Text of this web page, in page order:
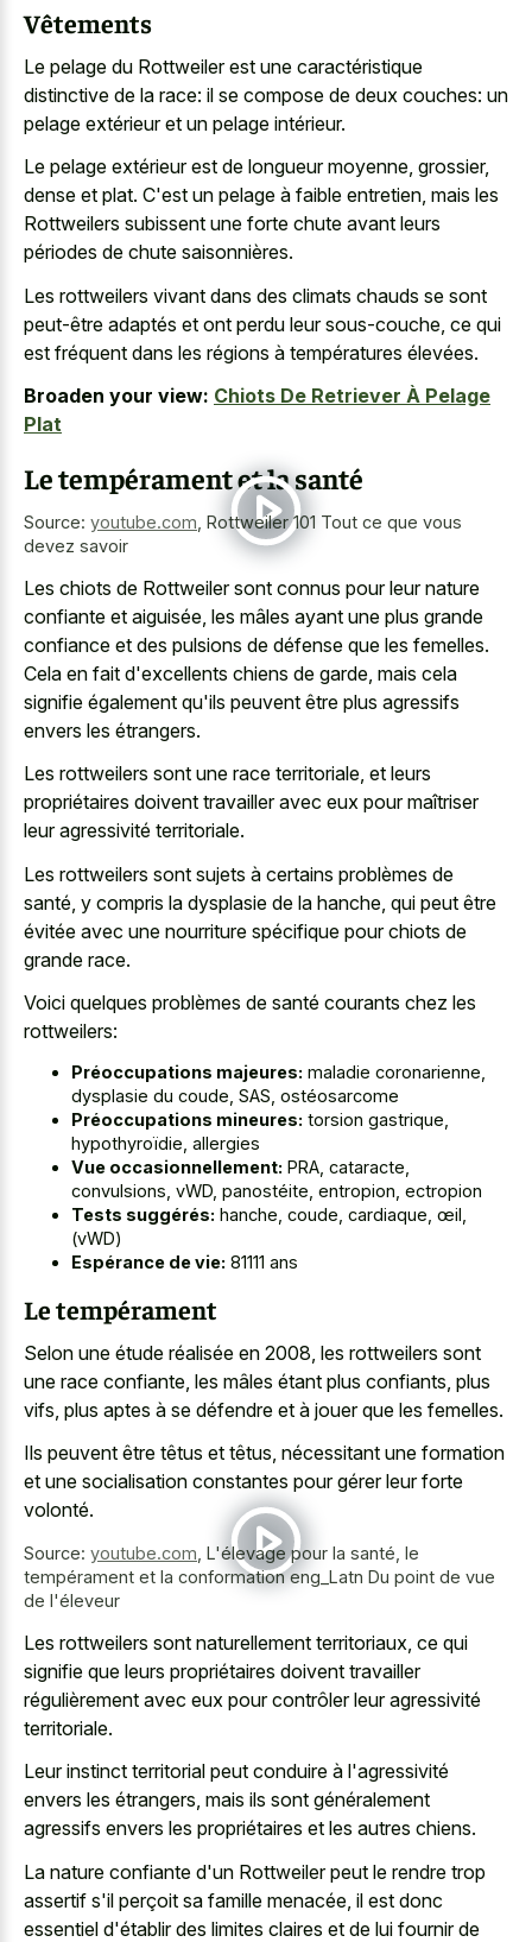
Vêtements
Le pelage du Rottweiler est une caractéristique
distinctive de la race: il se compose de deux couches: un
pelage extérieur et un pelage intérieur.
Le pelage extérieur est de longueur moyenne, grossier,
dense et plat. C'est un pelage à faible entretien, mais les
Rottweilers subissent une forte chute avant leurs
périodes de chute saisonnières.
Les rottweilers vivant dans des climats chauds se sont
peut-être adaptés et ont perdu leur sous-couche, ce qui
est fréquent dans les régions à températures élevées.
Broaden your view: Chiots De Retriever À Pelage
Plat
Le tempérament et la santé
Source: youtube.com, Rottweiler 101 Tout ce que vous
devez savoir
Les chiots de Rottweiler sont connus pour leur nature
confiante et aiguisée, les mâles ayant une plus grande
confiance et des pulsions de défense que les femelles.
Cela en fait d'excellents chiens de garde, mais cela
signifie également qu'ils peuvent être plus agressifs
envers les étrangers.
Les rottweilers sont une race territoriale, et leurs
propriétaires doivent travailler avec eux pour maîtriser
leur agressivité territoriale.
Les rottweilers sont sujets à certains problèmes de
santé, y compris la dysplasie de la hanche, qui peut être
évitée avec une nourriture spécifique pour chiots de
grande race.
Voici quelques problèmes de santé courants chez les
rottweilers:
Préoccupations majeures: maladie coronarienne,
dysplasie du coude, SAS, ostéosarcome
Préoccupations mineures: torsion gastrique,
hypothyroïdie, allergies
Vue occasionnellement: PRA, cataracte,
convulsions, vWD, panostéite, entropion, ectropion
Tests suggérés: hanche, coude, cardiaque, œil,
(vWD)
Espérance de vie: 81111 ans
Le tempérament
Selon une étude réalisée en 2008, les rottweilers sont
une race confiante, les mâles étant plus confiants, plus
vifs, plus aptes à se défendre et à jouer que les femelles.
Ils peuvent être têtus et têtus, nécessitant une formation
et une socialisation constantes pour gérer leur forte
volonté.
Source: youtube.com, L'élevage pour la santé, le
tempérament et la conformation eng_Latn Du point de vue
de l'éleveur
Les rottweilers sont naturellement territoriaux, ce qui
signifie que leurs propriétaires doivent travailler
régulièrement avec eux pour contrôler leur agressivité
territoriale.
Leur instinct territorial peut conduire à l'agressivité
envers les étrangers, mais ils sont généralement
agressifs envers les propriétaires et les autres chiens.
La nature confiante d'un Rottweiler peut le rendre trop
assertif s'il perçoit sa famille menacée, il est donc
essentiel d'établir des limites claires et de lui fournir de